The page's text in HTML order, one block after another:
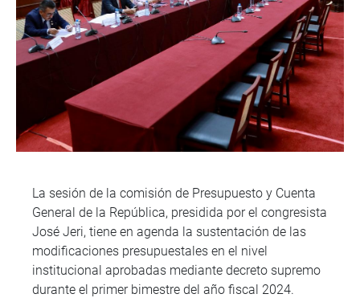
La sesión de la comisión de Presupuesto y Cuenta
General de la República, presidida por el congresista
José Jeri, tiene en agenda la sustentación de las
modificaciones presupuestales en el nivel
institucional aprobadas mediante decreto supremo
durante el primer bimestre del año fiscal 2024.